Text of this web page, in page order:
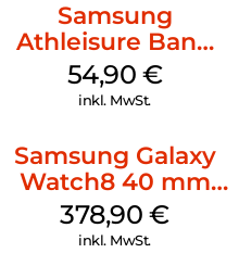
Samsung
Athleisure Band
(S/M) Galaxy
Watch8/Watch8
54,90 €
inkl. MwSt.
Samsung Galaxy
Watch8 40 mm
Graphite
378,90€
inkl. MwSt.